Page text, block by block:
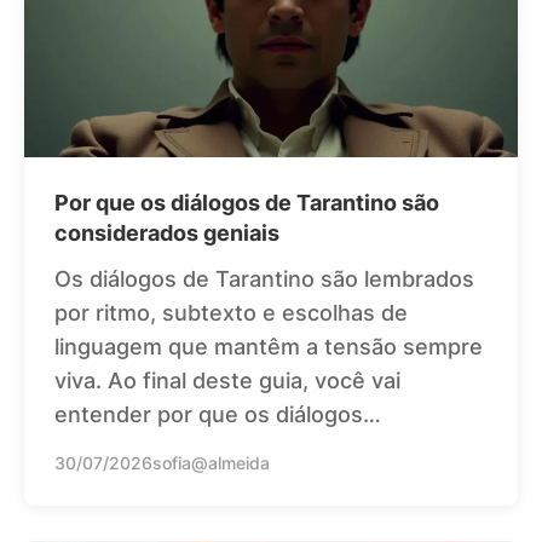
Por que os diálogos de Tarantino são
considerados geniais
Os diálogos de Tarantino são lembrados
por ritmo, subtexto e escolhas de
linguagem que mantêm a tensão sempre
viva. Ao final deste guia, você vai
entender por que os diálogos…
30/07/2026sofia@almeida